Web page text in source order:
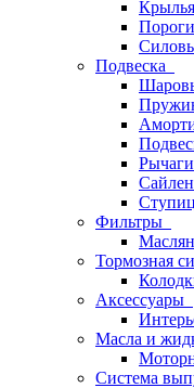
Крылья
Пороги
Подвеска
Фильтры
Тормозная
Аксессуары
Масла и
Система